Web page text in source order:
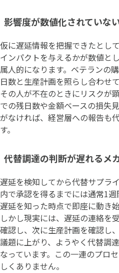
影響度が数値化されていな
仮に遅延情報を把握できたとし
インパクトを与えるかが数値と
属人的になります。ベテランの
日数と生産計画を照らし合わせ
その人が不在のときにリスクが
での残日数や金額ベースの損失
がなければ、経営層への報告も
す。
代替調達の判断が遅れるメ
遅延を検知してから代替サプラ
内で承認を得るまでには通常1週
遅延を知った時点で即座に動き
しかし現実には、遅延の連絡を
確認し、次に生産計画を確認し
議題に上がり、ようやく代替調
なっています。この一連のプロ
しくありません。